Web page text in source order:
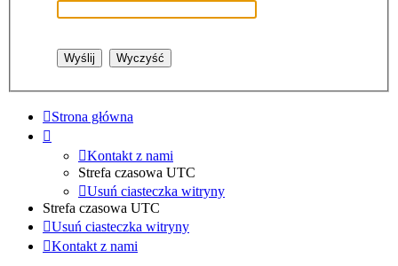
Strona główna
Kontakt z nami
Strefa czasowa UTC
Usuń ciasteczka witryny
Strefa czasowa UTC
Usuń ciasteczka witryny
Kontakt z nami